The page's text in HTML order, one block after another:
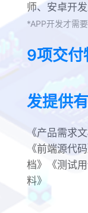
师、安卓开
*APP开发才需
9项交付
发提供
《产品需求
《前端源代
档》《测试
料》